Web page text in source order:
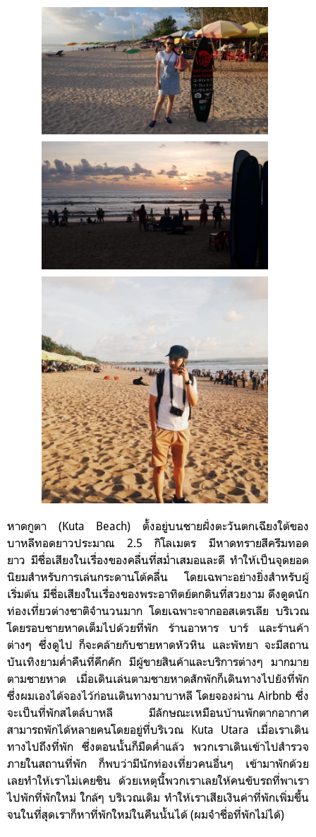
หาดกูตา (Kuta Beach) ตั้งอยู่บนชายฝั่งตะวันตกเฉียงใต้ของ
บาหลีทอดยาวประมาณ 2.5 กิโลเมตร มีหาดทรายสีครีมทอด
ยาว มีชื่อเสียงในเรื่องของคลื่นที่สม่ำเสมอและดี ทำให้เป็นจุดยอด
นิยมสำหรับการเล่นกระดานโต้คลื่น โดยเฉพาะอย่างยิ่งสำหรับผู้
เริ่มต้น มีชื่อเสียงในเรื่องของพระอาทิตย์ตกดินที่สวยงาม ดึงดูดนัก
ท่องเที่ยวต่างชาติจำนวนมาก โดยเฉพาะจากออสเตรเลีย บริเวณ
โดยรอบชายหาดเต็มไปด้วยที่พัก ร้านอาหาร บาร์ และร้านค้า
ต่างๆ ซึ่งดูไป ก็จะคล้ายกับชายหาดหัวหิน และพัทยา จะมีสถาน
บันเทิงยามค่ำคืนที่คึกคัก มีผู้ขายสินค้าและบริการต่างๆ มากมาย
ตามชายหาด เมื่อเดินเล่นตามชายหาดสักพักก็เดินทางไปยังที่พัก
ซึ่งผมเองได้จองไว้ก่อนเดินทางมาบาหลี โดยจองผ่าน Airbnb ซึ่ง
จะเป็นที่พักสไตล์บาหลี มีลักษณะเหมือนบ้านพักตากอากาศ
สามารถพักได้หลายคนโดยอยู่ที่บริเวณ Kuta Utara เมื่อเราเดิน
ทางไปถึงที่พัก ซึ่งตอนนั้นก็มืดค่ำแล้ว พวกเราเดินเข้าไปสำรวจ
ภายในสถานที่พัก ก็พบว่ามีนักท่องเที่ยวคนอื่นๆ เข้ามาพักด้วย
เลยทำให้เราไม่เคยชิน ด้วยเหตุนี้พวกเราเลยให้คนขับรถที่พาเรา
ไปพักที่พักใหม่ ใกล้ๆ บริเวณเดิม ทำให้เราเสียเงินค่าที่พักเพิ่มขึ้น
จนในที่สุดเราก็หาที่พักใหม่ในคืนนั้นได้ (ผมจำชื่อที่พักไม่ได้)